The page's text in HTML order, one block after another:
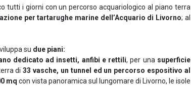
tutti i giorni con un percorso acquariologico al piano terra
per tartarughe marine dell’Acquario di Livorno; al
su due piani:
dedicato ad insetti, anfibi e rettili, per una superficie
di 33 vasche, un tunnel ed un percorso espositivo al
mq con vista panoramica sul lungomare di Livorno, le isole